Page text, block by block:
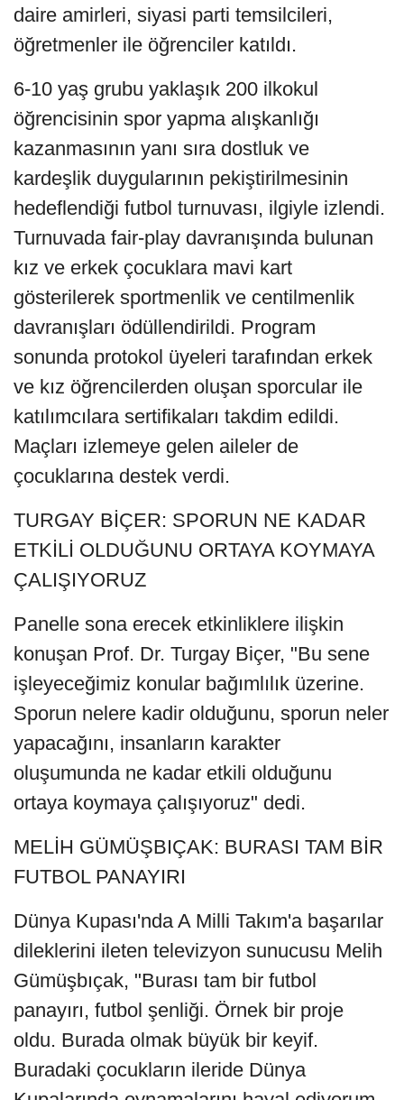
daire amirleri, siyasi parti temsilcileri,
öğretmenler ile öğrenciler katıldı.
6-10 yaş grubu yaklaşık 200 ilkokul
öğrencisinin spor yapma alışkanlığı
kazanmasının yanı sıra dostluk ve
kardeşlik duygularının pekiştirilmesinin
hedeflendiği futbol turnuvası, ilgiyle izlendi.
Turnuvada fair-play davranışında bulunan
kız ve erkek çocuklara mavi kart
gösterilerek sportmenlik ve centilmenlik
davranışları ödüllendirildi. Program
sonunda protokol üyeleri tarafından erkek
ve kız öğrencilerden oluşan sporcular ile
katılımcılara sertifikaları takdim edildi.
Maçları izlemeye gelen aileler de
çocuklarına destek verdi.
TURGAY BİÇER: SPORUN NE KADAR
ETKİLİ OLDUĞUNU ORTAYA KOYMAYA
ÇALIŞIYORUZ
Panelle sona erecek etkinliklere ilişkin
konuşan Prof. Dr. Turgay Biçer, "Bu sene
işleyeceğimiz konular bağımlılık üzerine.
Sporun nelere kadir olduğunu, sporun neler
yapacağını, insanların karakter
oluşumunda ne kadar etkili olduğunu
ortaya koymaya çalışıyoruz" dedi.
MELİH GÜMÜŞBIÇAK: BURASI TAM BİR
FUTBOL PANAYIRI
Dünya Kupası'nda A Milli Takım'a başarılar
dileklerini ileten televizyon sunucusu Melih
Gümüşbıçak, "Burası tam bir futbol
panayırı, futbol şenliği. Örnek bir proje
oldu. Burada olmak büyük bir keyif.
Buradaki çocukların ileride Dünya